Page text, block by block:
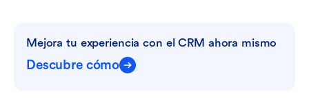
Mejora tu experiencia con el CRM ahora mismo
Descubre cómo